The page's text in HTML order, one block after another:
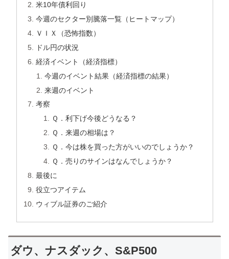
米10年債利回り
今週のセクター別騰落一覧（ヒートマップ）
ＶＩＸ（恐怖指数）
ドル円の状況
経済イベント（経済指標）
今週のイベント結果（経済指標の結果）
来週のイベント
考察
Ｑ．利下げ今後どうなる？
Ｑ．来週の相場は？
Ｑ．今は株を買った方がいいのでしょうか？
Ｑ．売りのサインはなんでしょうか？
最後に
役立つアイテム
ウィブル証券のご紹介
ダウ、ナスダック、S&P500